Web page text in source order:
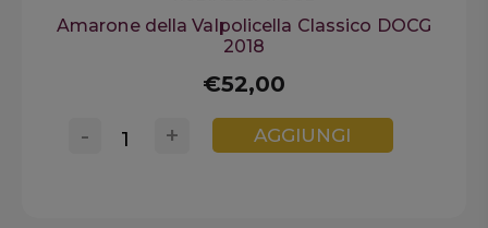
Amarone della Valpolicella Classico DOCG
2018
€52,00
+
- AGGIUNGI